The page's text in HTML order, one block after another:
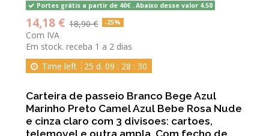
Portes grátis a partir de 40€ . Abaixo desse valor 4.50
14,18 € 18,90 € -25%
Com IVA
Em stock. receba 1 a 2 dias
Time left
25 d. 09 : 28 : 30
Carteira de passeio Branco Bege Azul
Marinho Preto Camel Azul Bebe Rosa Nude
e cinza claro com 3 divisoes: cartoes,